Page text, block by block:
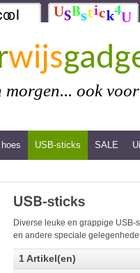
wijs
ook voor
USB-sticks SALE
Diverse leuke en grappige
en andere speciale
1 Artikel(en)